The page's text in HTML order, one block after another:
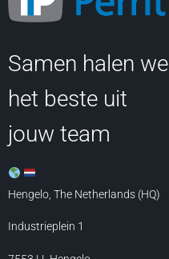
Samen halen we
het beste uit
jouw team
Hengelo, The Netherlands (HQ)
Industrieplein 1